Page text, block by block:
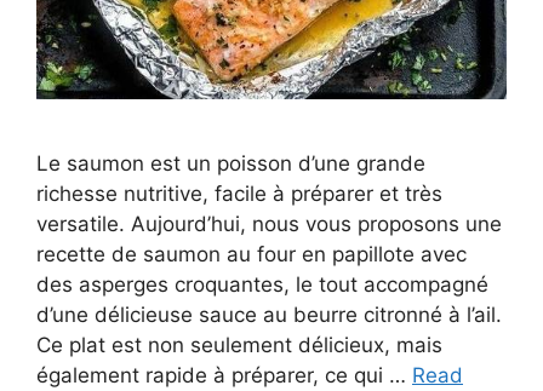
Le saumon est un poisson d’une grande
richesse nutritive, facile à préparer et très
versatile. Aujourd’hui, nous vous proposons une
recette de saumon au four en papillote avec
des asperges croquantes, le tout accompagné
d’une délicieuse sauce au beurre citronné à l’ail.
Ce plat est non seulement délicieux, mais
également rapide à préparer, ce qui … Read